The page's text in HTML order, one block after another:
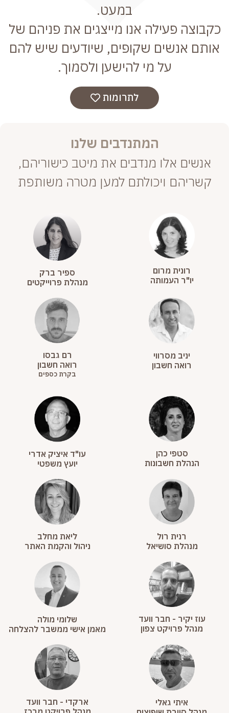
במעט.
כקבוצה פעילה אנו מייצגים את פניהם של
אותם אנשים שקופים, שיודעים שיש להם
על מי להישען ולסמוך.
לתרומות
המתנדבים שלנו
אנשים אלו מנדבים את מיטב כישוריהם,
קשריהם ויכולתם למען מטרה משותפת
רונית מרום
יו"ר העמותה
ספיר ברק
מנהלת פרוייקטים
יניב מסרווי
רואה חשבון
רם גבסו
רואה חשבון
בקרת כספים
סטפי כהן
הנהלת חשבונות
עו"ד איציק אדרי
יועץ משפטי
רנית רול
מנהלת סושיאל
ליאת מחלב
ניהול והקמת האתר
עוז יקיר - חבר וועד
מנהל פרויקט צפון
שלומי מולה
מאמן אישי ממשבר להצלחה
איתי גאלי
ארקדי - חבר וועד